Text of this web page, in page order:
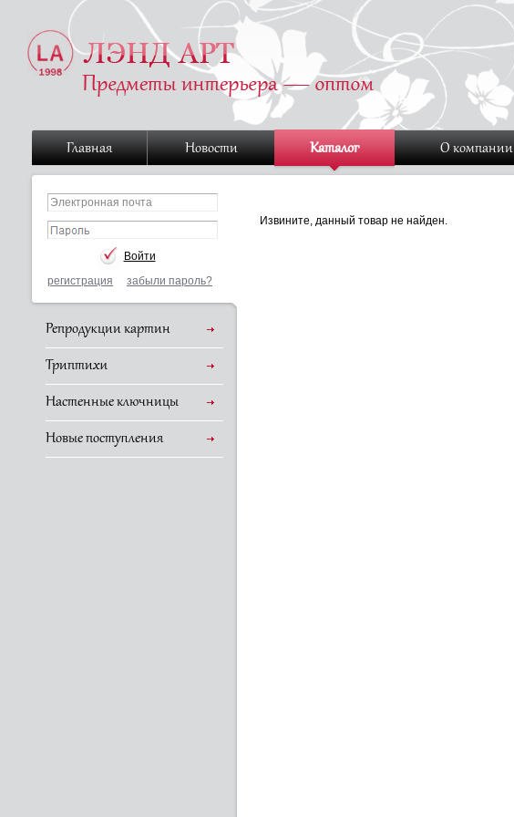
Главная Новости Каталог О компании
регистрация забыли пароль?
Репродукции картин
Триптихи
Настенные ключницы
Новые поступления
Извините, данный товар не найден.